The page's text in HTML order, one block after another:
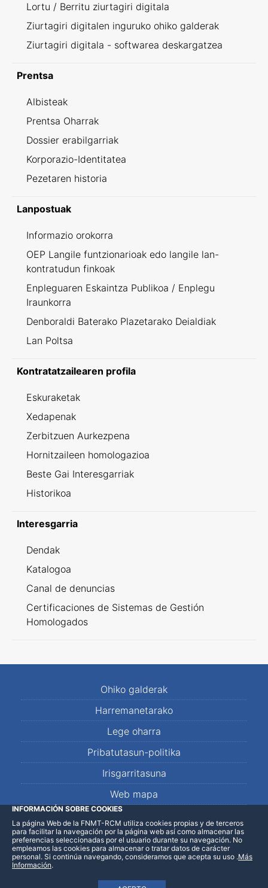
Lortu / Berritu ziurtagiri digitala
Ziurtagiri digitalen inguruko ohiko galderak
Ziurtagiri digitala - softwarea deskargatzea
Prentsa
Albisteak
Prentsa Oharrak
Dossier erabilgarriak
Korporazio-Identitatea
Pezetaren historia
Lanpostuak
Informazio orokorra
OEP Langile funtzionarioak edo langile lan-
kontratudun finkoak
Enpleguaren Eskaintza Publikoa / Enplegu
Iraunkorra
Denboraldi Baterako Plazetarako Deialdiak
Lan Poltsa
Kontratatzailearen profila
Eskuraketak
Xedapenak
Zerbitzuen Aurkezpena
Hornitzaileen homologazioa
Beste Gai Interesgarriak
Historikoa
Interesgarria
Dendak
Katalogoa
Canal de denuncias
Certificaciones de Sistemas de Gestión
Homologados
Ohiko galderak
Harremanetarako
Lege oharra
Pribatutasun-politika
Irisgarritasuna
Web mapa
LinkedInFacebookWhatsApp
INFORMACIÓN SOBRE COOKIES
La página Web de la FNMT-RCM utiliza cookies propias y de terceros
para facilitar la navegación por la página web así como almacenar las
preferencias seleccionadas por el usuario durante su navegación. No
empleamos las cookies para almacenar o tratar datos de carácter
personal. Si continúa navegando, consideramos que acepta su uso .Más
Información.